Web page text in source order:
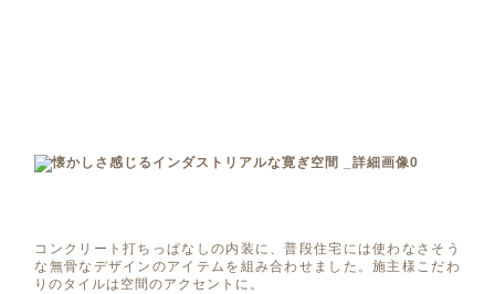
コンクリート打ちっぱなしの内装に、普段住宅には使わなさそう
な無骨なデザインのアイテムを組み合わせました。施主様こだわ
りのタイルは空間のアクセントに。